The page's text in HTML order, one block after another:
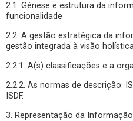
2.1. Génese e estrutura da
funcionalidade
2.2. A gestão estratégica da
gestão integrada à visão
2.2.1. A(s) classificações e a
2.2.2. As normas de descrição:
ISDF.
3. Representação da